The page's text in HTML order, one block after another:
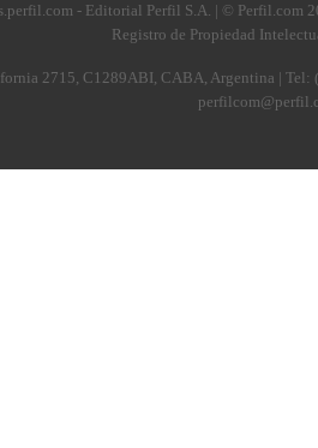
- Editorial Perfil S.A. | © Perfil.com
Registro de Propiedad
2715, C1289ABI, CABA, Argentina | Tel: